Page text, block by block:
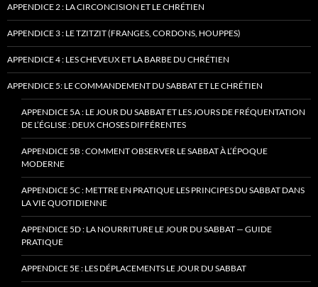
APPENDICE 2 : LA CIRCONCISION ET LE CHRÉTIEN
APPENDICE 3 : LE TZITZIT (FRANGES, CORDONS, HOUPPES)
APPENDICE 4 : LES CHEVEUX ET LA BARBE DU CHRÉTIEN
APPENDICE 5: LE COMMANDEMENT DU SABBAT ET LE CHRÉTIEN
APPENDICE 5A : LE JOUR DU SABBAT ET LES JOURS DE FRÉQUENTATION
DE L’ÉGLISE : DEUX CHOSES DIFFÉRENTES
APPENDICE 5B : COMMENT OBSERVER LE SABBAT À L’ÉPOQUE
MODERNE
APPENDICE 5C : METTRE EN PRATIQUE LES PRINCIPES DU SABBAT DANS
LA VIE QUOTIDIENNE
APPENDICE 5D : LA NOURRITURE LE JOUR DU SABBAT — GUIDE
PRATIQUE
APPENDICE 5E : LES DÉPLACEMENTS LE JOUR DU SABBAT